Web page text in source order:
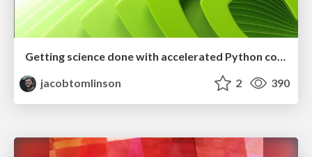
Getting science done with accelerated Python computing platforms
jacobtomlinson
2 390